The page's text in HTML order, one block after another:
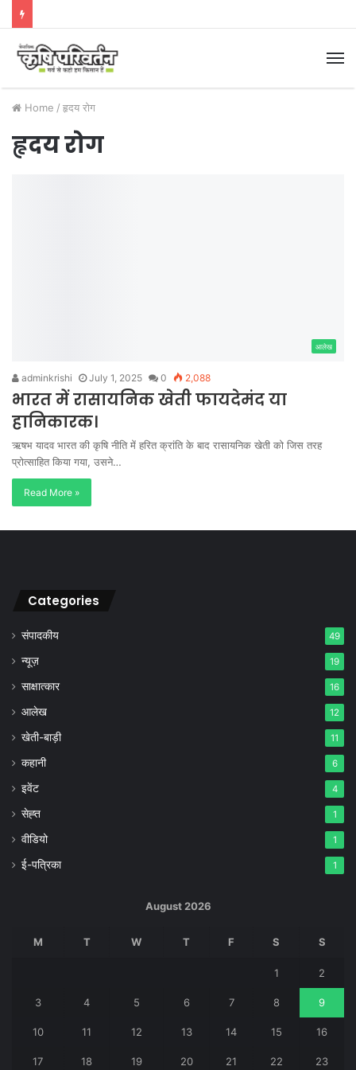
Home / हृदय रोग
हृदय रोग
आलेख
adminkrishi July 1, 2025 0 2,088
भारत में रासायनिक खेती फायदेमंद या
हानिकारक।
ऋषभ यादव भारत की कृषि नीति में हरित क्रांति के बाद रासायनिक खेती को जिस तरह
प्रोत्साहित किया गया, उसने…
Read More »
Categories
संपादकीय 49
न्यूज़ 19
साक्षात्कार 16
आलेख 12
खेती-बाड़ी 11
कहानी 6
इवेंट 4
सेह्त 1
वीडियो 1
ई-पत्रिका 1
August 2026
M T W T F S S
1 2
3 4 5 6 7 8 9
10 11 12 13 14 15 16
17 18 19 20 21 22 23